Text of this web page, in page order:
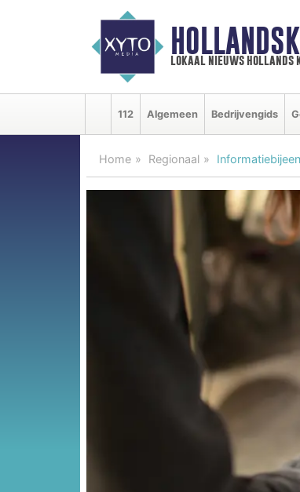
lokaal nieuws hollands
112 Algemeen Bedrijvengids
Home Regionaal